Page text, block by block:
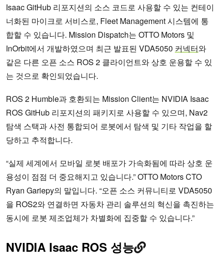
Isaac GitHub 리포지션의 소스 코드로 사용할 수 있는 컨테이
너화된 마이크로 서비스로, Fleet Management 시스템에 통
합할 수 있습니다. Mission Dispatch는 OTTO Motors 및
InOrbit에서 개발하였으며 최근 발표된 VDA5050 커넥터와
같은 다른 오픈 소스 ROS 2 클라이언트와 상호 운용할 수 있
는 것으로 확인되었습니다.
ROS 2 Humble과 호환되는 Mission Client는 NVIDIA Isaac
ROS GitHub 리포지션의 패키지로 사용할 수 있으며, Nav2
탐색 스택과 사전 통합되어 로봇에서 탐색 및 기타 작업을 할
당하고 추적합니다.
“실제 세계에서 모바일 로봇 배포가 가속화됨에 따라 상호 운
용성이 점점 더 중요해지고 있습니다.” OTTO Motors CTO
Ryan Gariepy의 말입니다. “오픈 소스 커뮤니티로 VDA5050
을 ROS2와 연결하면 자동차 관리 솔루션의 혁신을 촉진하는
동시에 로봇 제조업체가 차별화에 집중할 수 있습니다.”
NVIDIA Isaac ROS 성능